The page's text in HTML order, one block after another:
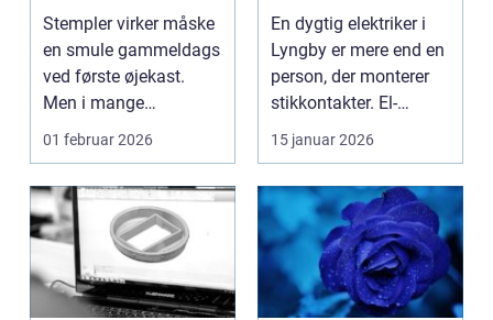
Stempler virker måske
en smule gammeldags
ved første øjekast.
Men i mange
virksomheder og også
01 februar 2026
fagmand
En dygtig elektriker i
Lyngby er mere end en
person, der monterer
stikkontakter. El-
installationer e...
15 januar 2026